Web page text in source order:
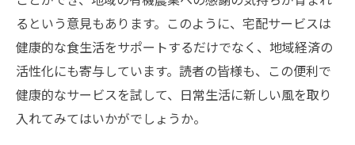
るという意見もあります。このように、宅配サービスは
健康的な食生活をサポートするだけでなく、地域経済の
活性化にも寄与しています。読者の皆様も、この便利で
健康的なサービスを試して、日常生活に新しい風を取り
入れてみてはいかがでしょうか。